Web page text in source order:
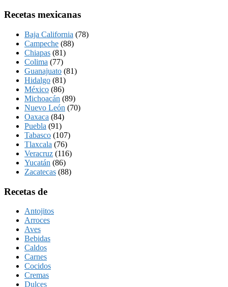
Recetas mexicanas
Baja California (78)
Campeche (88)
Chiapas (81)
Colima (77)
Guanajuato (81)
Hidalgo (81)
México (86)
Michoacán (89)
Nuevo León (70)
Oaxaca (84)
Puebla (91)
Tabasco (107)
Tlaxcala (76)
Veracruz (116)
Yucatán (86)
Zacatecas (88)
Recetas de
Antojitos
Arroces
Aves
Bebidas
Caldos
Carnes
Cocidos
Cremas
Dulces